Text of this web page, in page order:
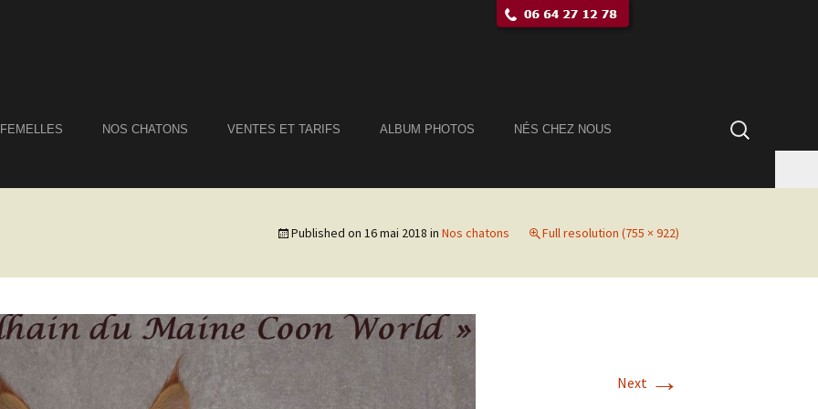
NOS CHATONS VENTES ET TARIFS ALBUM PHOTOS NÉS CHEZ NOUS Rechercher :
Published on 16 mai 2018 in Nos chatons Full resolution (755 × 922)
Next →